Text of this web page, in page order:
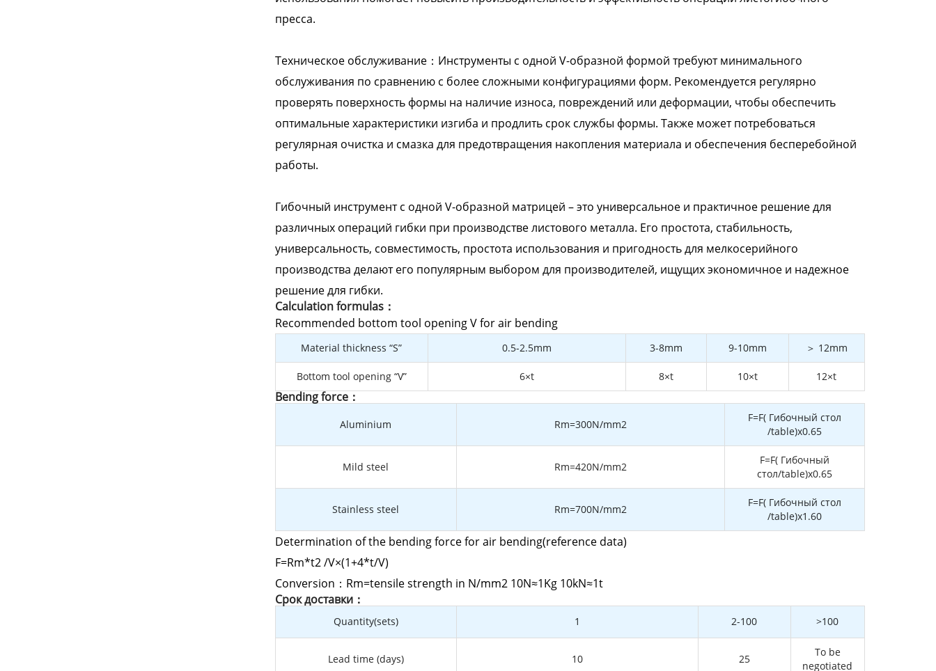
пресса.
Техническое обслуживание：Инструменты с одной V-образной формой требуют минимального
обслуживания по сравнению с более сложными конфигурациями форм. Рекомендуется регулярно
проверять поверхность формы на наличие износа, повреждений или деформации, чтобы обеспечить
оптимальные характеристики изгиба и продлить срок службы формы. Также может потребоваться
регулярная очистка и смазка для предотвращения накопления материала и обеспечения бесперебойной
работы.
Гибочный инструмент с одной V-образной матрицей – это универсальное и практичное решение для
различных операций гибки при производстве листового металла. Его простота, стабильность,
универсальность, совместимость, простота использования и пригодность для мелкосерийного
производства делают его популярным выбором для производителей, ищущих экономичное и надежное
решение для гибки.
Calculation formulas：
Recommended bottom tool opening V for air bending
Material thickness “S” 0.5-2.5mm 3-8mm 9-10mm ＞ 12mm
Bottom tool opening “V” 6×t 8×t 10×t 12×t
Bending force：
Aluminium Rm=300N/mm2
F=F( Гибочный стол
/table)x0.65
Mild steel Rm=420N/mm2
F=F( Гибочный
стол/table)x0.65
Stainless steel Rm=700N/mm2
F=F( Гибочный стол
/table)x1.60
Determination of the bending force for air bending(reference data)
F=Rm*t2 /V×(1+4*t/V)
Conversion：Rm=tensile strength in N/mm2 10N≈1Kg 10kN≈1t
Cрок доставки：
Quantity(sets) 1 2-100 >100
Lead time (days) 10 25
To be
negotiated